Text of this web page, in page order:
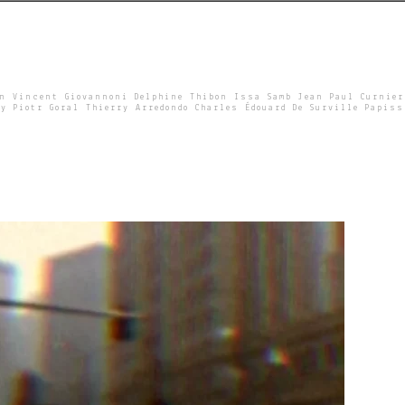
Vincent Giovannoni Delphine Thibon Issa Samb Jean Paul Curnier
Piotr Goral Thierry Arredondo Charles Édouard De Surville Papiss